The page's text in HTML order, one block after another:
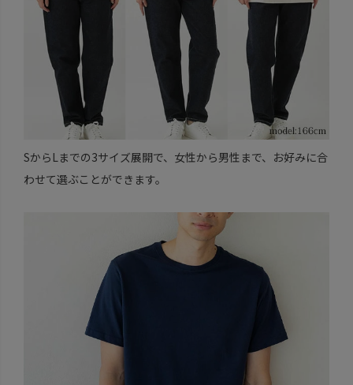
SからLまでの3サイズ展開で、女性から男性まで、お好みに合
わせて選ぶことができます。